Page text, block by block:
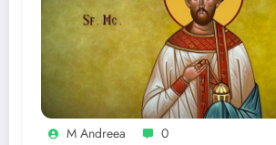
M Andreea 0